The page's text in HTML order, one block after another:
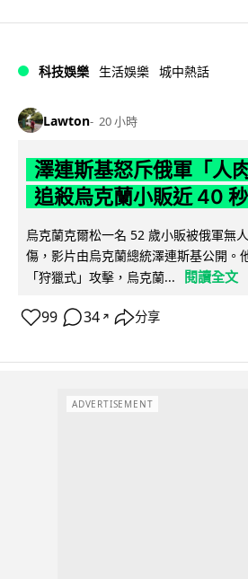
科技娛樂 生活娛樂 城中熱話
Lawton 20 小時
澤連斯基怒斥俄軍「人
追殺烏克蘭小販近 40
烏克蘭克爾松一名 52 歲小販被俄軍無
傷，影片由烏克蘭總統澤連斯基公開。
「狩獵式」攻擊，烏克蘭...
閱讀全文
99 34 ↗ 分享
ADVERTISEMENT